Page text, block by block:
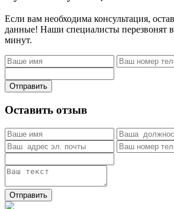
Если вам необходима консультация,
данные! Наши специалисты перезвонят
минут.
Отправить
Оставить отзыв
Отправить